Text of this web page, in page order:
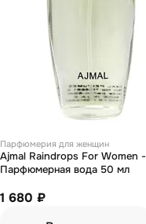
Парфюмерия для женщин
Ajmal Raindrops For Women -
Парфюмерная вода 50 мл
1 680 ₽